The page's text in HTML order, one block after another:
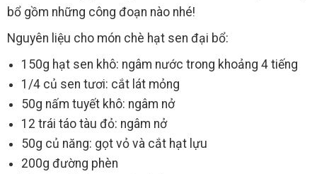
bổ gồm những công đoạn nào nhé!
Nguyên liệu cho món chè hạt sen đại bổ:
150g hạt sen khô: ngâm nước trong khoảng 4 tiếng
1/4 củ sen tươi: cắt lát mỏng
50g nấm tuyết khô: ngâm nở
12 trái táo tàu đỏ: ngâm nở
50g củ năng: gọt vỏ và cắt hạt lựu
200g đường phèn